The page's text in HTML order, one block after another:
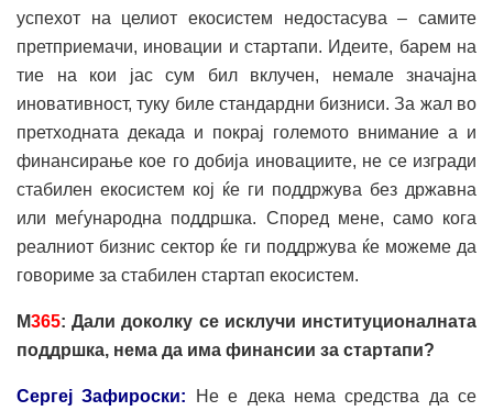
успехот на целиот екосистем недостасува – самите
претприемачи, иновации и стартапи. Идеите, барем на
тие на кои јас сум бил вклучен, немале значајна
иновативност, туку биле стандардни бизниси. За жал во
претходната декада и покрај големото внимание а и
финансирање кое го добија иновациите, не се изгради
стабилен екосистем кој ќе ги поддржува без државна
или меѓународна поддршка. Според мене, само кога
реалниот бизнис сектор ќе ги поддржува ќе можеме да
говориме за стабилен стартап екосистем.
М365: Дали доколку се исклучи институционалната
поддршка, нема да има финансии за стартапи?
Сергеј Зафироски: Не е дека нема средства да се